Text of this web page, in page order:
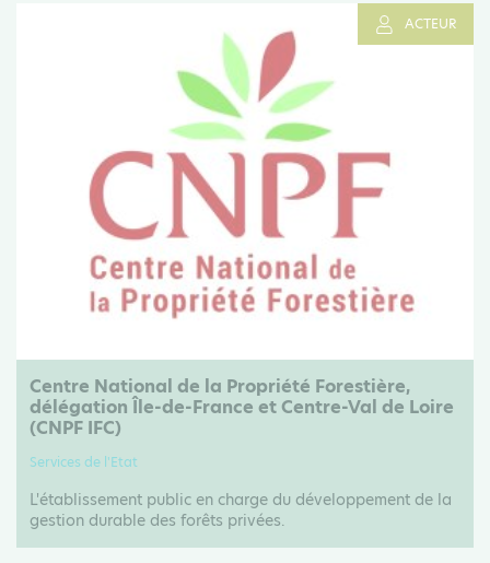
ACTEUR
Centre National de la Propriété Forestière,
délégation Île-de-France et Centre-Val de Loire
(CNPF IFC)
Services de l'Etat
L'établissement public en charge du développement de la
gestion durable des forêts privées.